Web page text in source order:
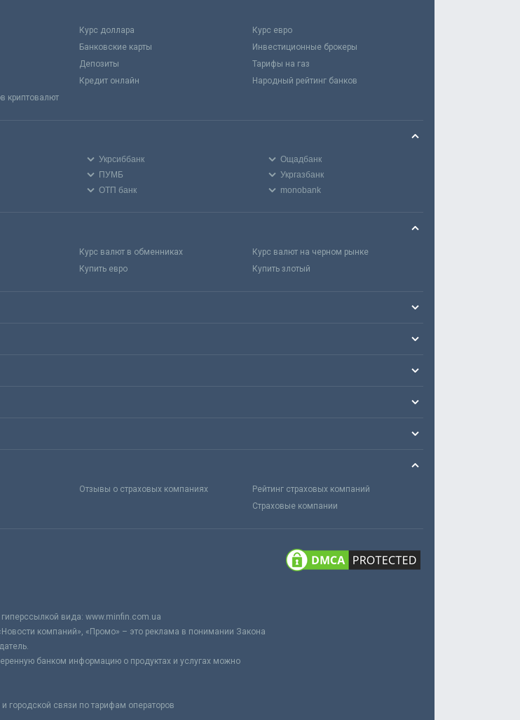
Курс доллара
Курс евро
Банковские карты
Инвестиционные брокеры
Депозиты
Тарифы на газ
Кредит онлайн
Народный рейтинг банков
криптовалют
Укрсиббанк
Ощадбанк
ПУМБ
Укргазбанк
ОТП банк monobank
Курс валют в обменниках
Курс валют на черном рынке
Купить евро Купить злотый
Отзывы о страховых компаниях
Рейтинг страховых компаний
Страховые компании
вида: www.minfin.com.ua
компаний», «Промо» – это реклама в понимании Закона
банком информацию о продуктах и услугах можно
городской связи по тарифам операторов